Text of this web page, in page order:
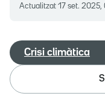
Actualitzat 17 set. 2025,
Crisi climàtica